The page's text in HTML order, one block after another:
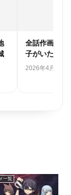
全話作画崩壊
子がいたので
2026年4月22日
一覧